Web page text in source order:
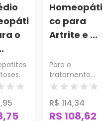
o
Homeopáti
co para
Artrite e ...
Para o
tratamento
das Artrites e
cães e gatos.
R$ 114,34
R$ 108,62